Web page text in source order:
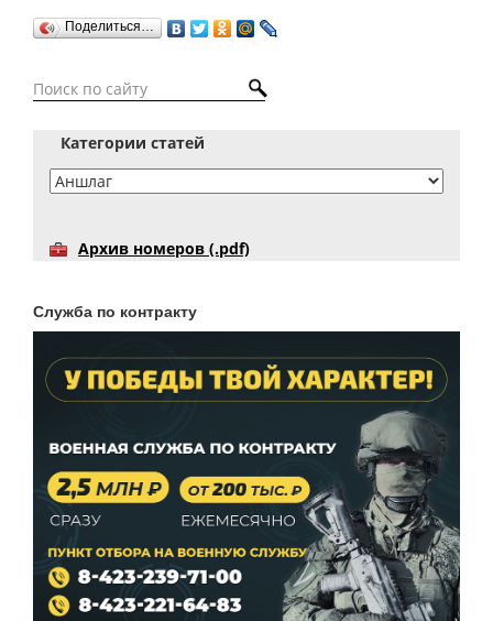
Поделиться…
Категории статей
Архив номеров (.pdf)
Служба по контракту